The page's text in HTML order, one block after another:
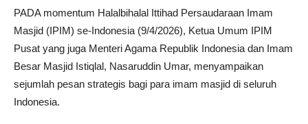
PADA momentum Halalbihalal Ittihad Persaudaraan Imam
Masjid (IPIM) se-Indonesia (9/4/2026), Ketua Umum IPIM
Pusat yang juga Menteri Agama Republik Indonesia dan Imam
Besar Masjid Istiqlal, Nasaruddin Umar, menyampaikan
sejumlah pesan strategis bagi para imam masjid di seluruh
Indonesia.